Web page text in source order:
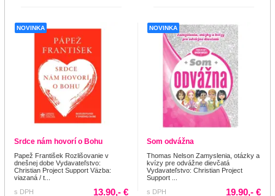
NOVINKA
Srdce nám hovorí o Bohu
Papež František Rozlišovanie v
dnešnej dobe Vydavateľstvo:
Christian Project Support Väzba:
viazaná / t...
s DPH
13.90,- €
NOVINKA
Som odvážna
Thomas Nelson Zamyslenia, otázky a
kvízy pre odvážne dievčatá
Vydavateľstvo: Christian Project
Support ...
s DPH
19.90,- €